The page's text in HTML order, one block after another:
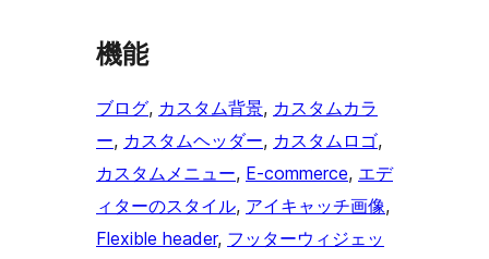
機能
ブログ, カスタム背景, カスタムカラ
ー, カスタムヘッダー, カスタムロゴ
カスタムメニュー, E-commerce, エデ
ィターのスタイル, アイキャッチ画像
Flexible header, フッターウィジェッ